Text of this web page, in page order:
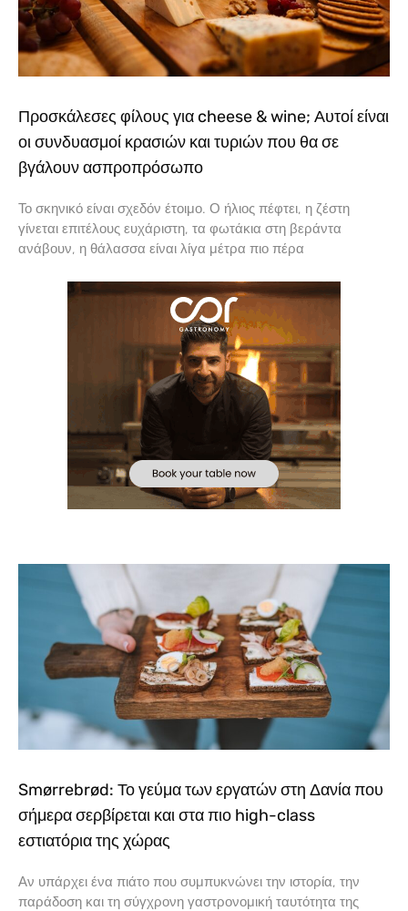
Προσκάλεσες φίλους για cheese & wine; Αυτοί είναι
οι συνδυασμοί κρασιών και τυριών που θα σε
βγάλουν ασπροπρόσωπο
Το σκηνικό είναι σχεδόν έτοιμο. Ο ήλιος πέφτει, η ζέστη
γίνεται επιτέλους ευχάριστη, τα φωτάκια στη βεράντα
ανάβουν, η θάλασσα είναι λίγα μέτρα πιο πέρα
Smørrebrød: Το γεύμα των εργατών στη Δανία που
σήμερα σερβίρεται και στα πιο high-class
εστιατόρια της χώρας
Αν υπάρχει ένα πιάτο που συμπυκνώνει την ιστορία, την
παράδοση και τη σύγχρονη γαστρονομική ταυτότητα της